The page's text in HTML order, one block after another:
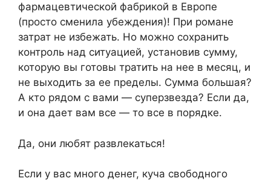
фармацевтической фабрикой в Европе
(просто сменила убеждения)! При романе
затрат не избежать. Но можно сохранить
контроль над ситуацией, установив сумму,
которую вы готовы тратить на нее в месяц, и
не выходить за ее пределы. Сумма большая?
А кто рядом с вами — суперзвезда? Если да,
и она дает вам все — то все в порядке.
Да, они любят развлекаться!
Если у вас много денег, куча свободного